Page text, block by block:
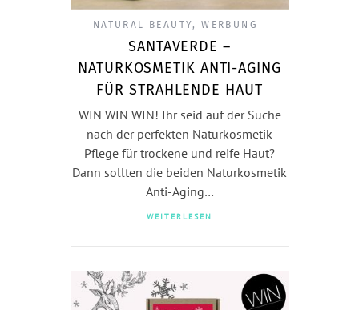
NATURAL BEAUTY,WERBUNG
SANTAVERDE –
NATURKOSMETIK ANTI-AGING
FÜR STRAHLENDE HAUT
WIN WIN WIN! Ihr seid auf der Suche
nach der perfekten Naturkosmetik
Pflege für trockene und reife Haut?
Dann sollten die beiden Naturkosmetik
Anti-Aging…
WEITERLESEN